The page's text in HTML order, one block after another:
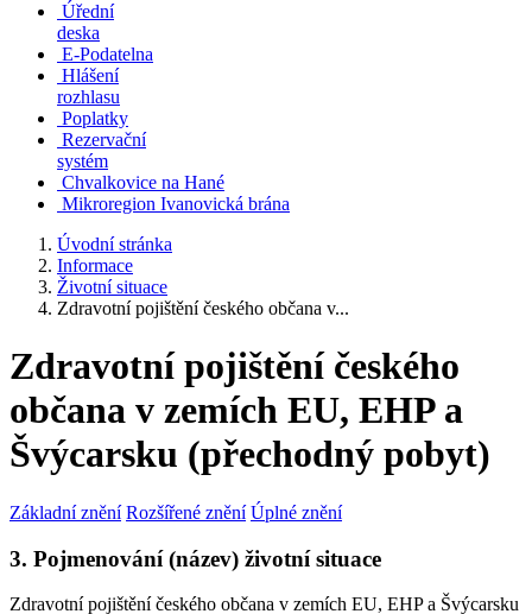
Úřední
deska
E-Podatelna
Hlášení
rozhlasu
Poplatky
Rezervační
systém
Chvalkovice na Hané
Mikroregion Ivanovická brána
Úvodní stránka
Informace
Životní situace
Zdravotní pojištění českého občana v...
Zdravotní pojištění českého
občana v zemích EU, EHP a
Švýcarsku (přechodný pobyt)
Základní znění Rozšířené znění Úplné znění
3. Pojmenování (název) životní situace
Zdravotní pojištění českého občana v zemích EU, EHP a Švýcarsku